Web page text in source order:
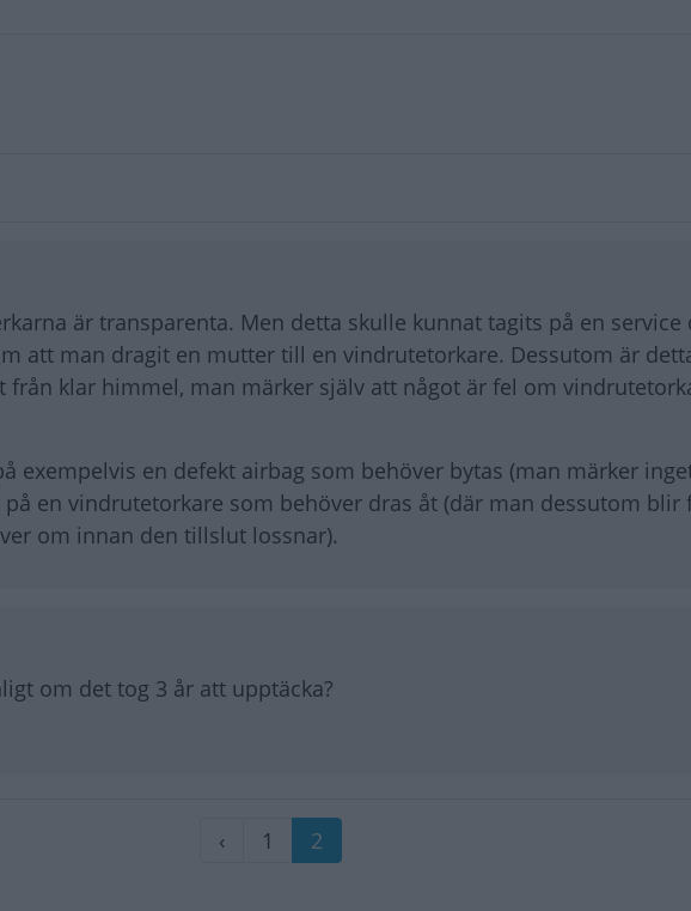
är transparenta. Men detta skulle kunnat tagits på en service
att man dragit en mutter till en vindrutetorkare. Dessutom är
klar himmel, man märker själv att något är fel om
exempelvis en defekt airbag som behöver bytas (man märker
en vindrutetorkare som behöver dras åt (där man dessutom blir
om innan den tillslut lossnar).
om det tog 3 år att upptäcka?
Föregående
‹ Sida
1
Nuvarande
2